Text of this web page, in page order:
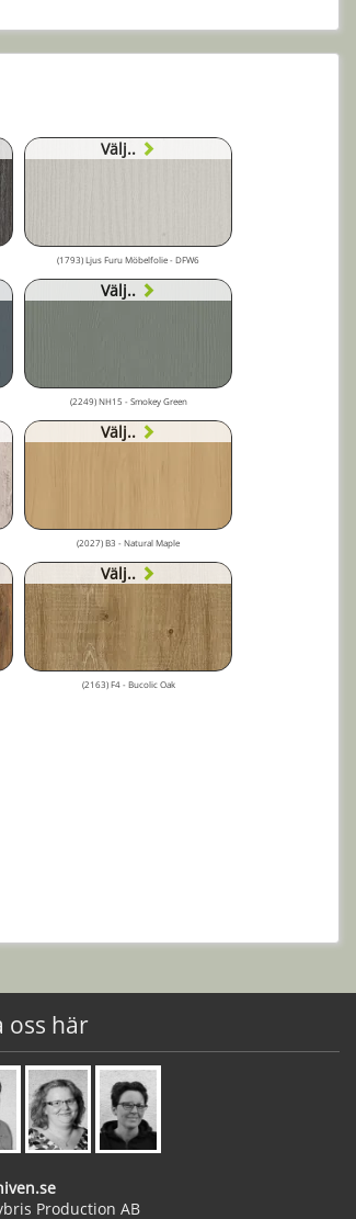
Välj..
(1793) Ljus Furu Möbelfolie - DFW6
Välj..
(2249) NH15 - Smokey Green
Välj..
(2027) B3 - Natural Maple
Välj..
(2163) F4 - Bucolic Oak
oss här
Production AB